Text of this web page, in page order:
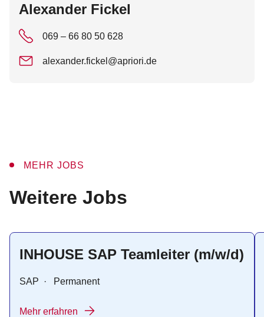
:
Alexander Fickel
069 – 66 80 50 628
alexander.fickel@apriori.de
MEHR JOBS
:
Weitere Jobs
INHOUSE SAP Teamleiter (m/w/d)
SAP · Permanent
Mehr erfahren